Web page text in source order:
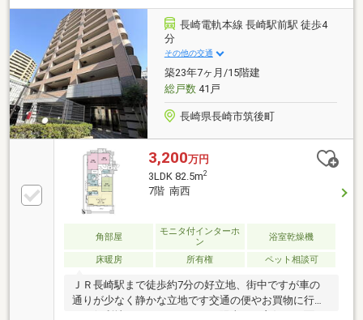
長崎電軌本線 長崎駅前駅 徒歩4
分
その他の交通
築23年7ヶ月/15階建
総戸数41戸
長崎県長崎市筑後町
3,200万円
3LDK 82.5m2
7階 南西
角部屋
モニタ付インターホ
ン
浴室乾燥機
床暖房 所有権 ペット相談可
ＪＲ長崎駅まで徒歩約7分の好立地、街中ですが車の
通りが少なく静かな立地です交通の便やお買物に行く